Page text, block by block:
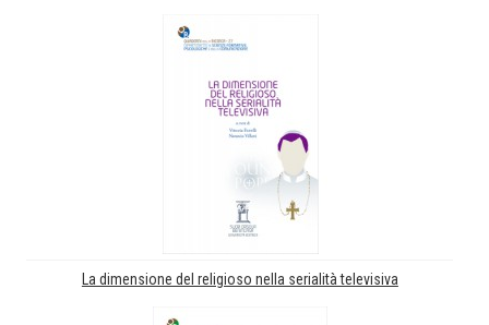
La dimensione del religioso nella serialità televisiva